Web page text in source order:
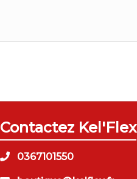
Contactez Kel'Flex
0367101550